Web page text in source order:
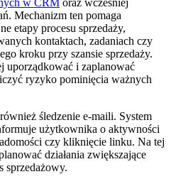
w CRM oraz wcześniej
Mechanizm ten pomaga
etapy procesu sprzedaży,
kontaktach, zadaniach czy
kroku przy szansie sprzedaży.
uporządkować i zaplanować
ryzyko pominięcia ważnych
śledzenie e-maili. System
użytkownika o aktywności
czy kliknięcie linku. Na tej
działania zwiększające
sprzedażowy.